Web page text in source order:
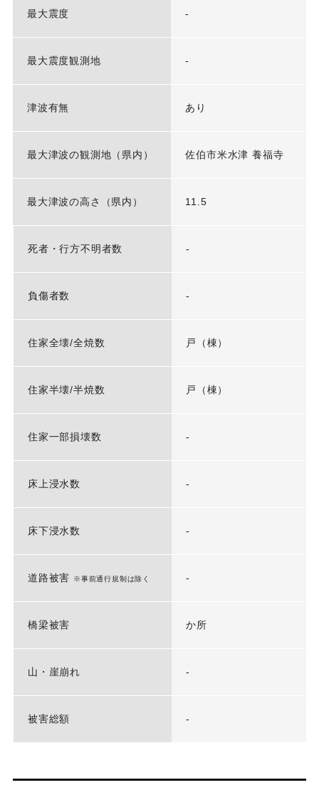
最大震度 -
最大震度観測地 -
津波有無 あり
最大津波の観測地（県内） 佐伯市米水津 養福寺
最大津波の高さ（県内） 11.5
死者・行方不明者数 -
負傷者数 -
住家全壊/全焼数 戸（棟）
住家半壊/半焼数 戸（棟）
住家一部損壊数 -
床上浸水数 -
床下浸水数 -
道路被害 ※事前通行規制は除く -
橋梁被害 か所
山・崖崩れ -
被害総額 -